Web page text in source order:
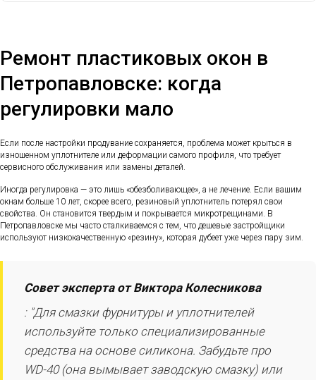
Ремонт пластиковых окон в
Петропавловске: когда
регулировки мало
Если после настройки продувание сохраняется, проблема может крыться в
изношенном уплотнителе или деформации самого профиля, что требует
сервисного обслуживания или замены деталей.
Иногда регулировка — это лишь «обезболивающее», а не лечение. Если вашим
окнам больше 10 лет, скорее всего, резиновый уплотнитель потерял свои
свойства. Он становится твердым и покрывается микротрещинами. В
Петропавловске мы часто сталкиваемся с тем, что дешевые застройщики
используют низкокачественную «резину», которая дубеет уже через пару зим.
Совет эксперта от Виктора Колесникова
: "Для смазки фурнитуры и уплотнителей
используйте только специализированные
средства на основе силикона. Забудьте про
WD-40 (она вымывает заводскую смазку) или